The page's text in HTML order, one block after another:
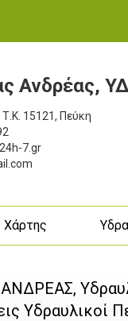
Ανδρέας,
Τ.Κ. 15121, Πεύκη
7.gr
Χάρτης
Υδραυλικοί